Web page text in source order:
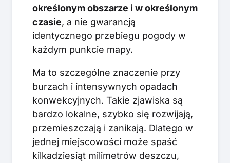
określonym obszarze i w określonym
czasie, a nie gwarancją
identycznego przebiegu pogody w
każdym punkcie mapy.
Ma to szczególne znaczenie przy
burzach i intensywnych opadach
konwekcyjnych. Takie zjawiska są
bardzo lokalne, szybko się rozwijają,
przemieszczają i zanikają. Dlatego w
jednej miejscowości może spaść
kilkadziesiąt milimetrów deszczu,